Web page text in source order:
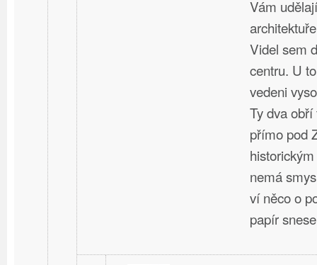
Vám
Videl sem
centru. U
vedeni
Ty dva
přímo pod
nemá
ví něco o
papír